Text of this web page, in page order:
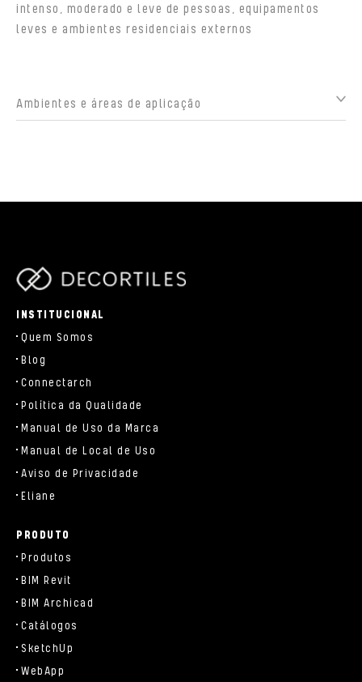
intenso, moderado e leve de pessoas, equipamentos
leves e ambientes residenciais externos
Ambientes e áreas de aplicação
INSTITUCIONAL
Quem Somos
Blog
Connectarch
Política da Qualidade
Manual de Uso da Marca
Manual de Local de Uso
Aviso de Privacidade
Eliane
PRODUTO
Produtos
BIM Revit
BIM Archicad
Catálogos
SketchUp
WebApp